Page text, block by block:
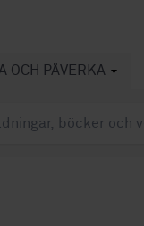
OCH PÅVERKA